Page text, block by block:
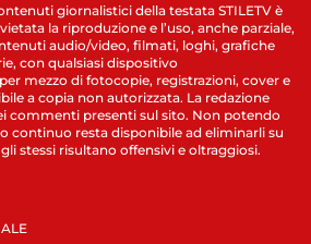
giornalistici della testata STILETV è
la riproduzione e l’uso, anche parziale,
audio/video, filmati, loghi, grafiche
con qualsiasi dispositivo
mezzo di fotocopie, registrazioni, cover e
a copia non autorizzata. La redazione
commenti presenti sul sito. Non potendo
continuo resta disponibile ad eliminarli su
stessi risultano offensivi e oltraggiosi.